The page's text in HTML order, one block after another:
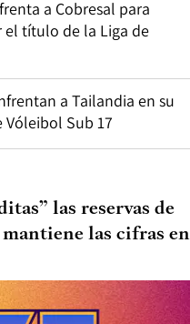
a Cobresal para
el título de la Liga de
a Tailandia en su
Sub 17
las reservas de
las cifras en